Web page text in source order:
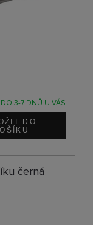
DO 3-7 DNŮ U VÁS
černá